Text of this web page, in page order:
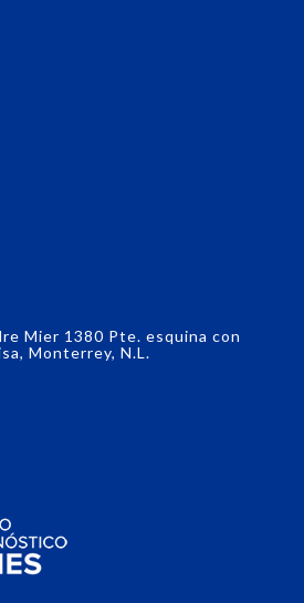
Mier 1380 Pte. esquina con
Monterrey, N.L.